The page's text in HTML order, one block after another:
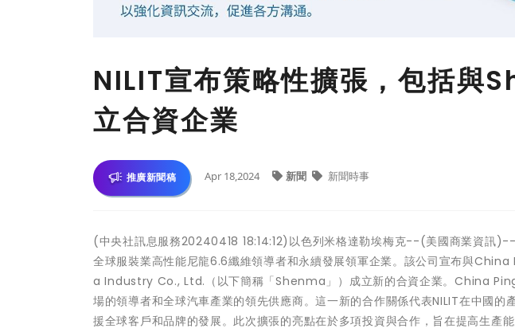
NILIT宣布策略性擴張，包括與
立合資企業
推廣新聞稿 Apr 18,2024 新聞 新聞時事
(中央社訊息服務20240418 18:14:12)以色列米格達勒埃梅克--(美國商業資訊
全球服裝業高性能尼龍6.6纖維領導者和永續發展領軍企業。該公司宣布與
a Industry Co., Ltd.（以下簡稱「Shenma」）成立新的合資企業。China
場的領導者和全球汽車產業的領先供應商。這一新的合作關係代表NILIT在中國的
援全球客戶和品牌的發展。此次擴張的亮點在於多項投資與合作，旨在提高生產